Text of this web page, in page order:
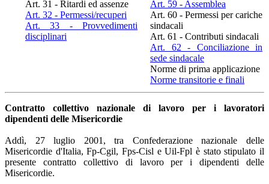
Art. 31 - Ritardi ed assenze
Art. 32 - Permessi/recuperi
Art. 33 - Provvedimenti
disciplinari
Art. 59 - Assemblea
Art. 60 - Permessi per cariche
sindacali
Art. 61 - Contributi sindacali
Art. 62 - Conciliazione in
sede sindacale
Norme di prima applicazione
Norme transitorie e finali
Contratto collettivo nazionale di lavoro per i lavoratori
dipendenti delle Misericordie
Addì, 27 luglio 2001, tra Confederazione nazionale delle
Misericordie d'Italia, Fp-Cgil, Fps-Cisl e Uil-Fpl è stato stipulato il
presente contratto collettivo di lavoro per i dipendenti delle
Misericordie.